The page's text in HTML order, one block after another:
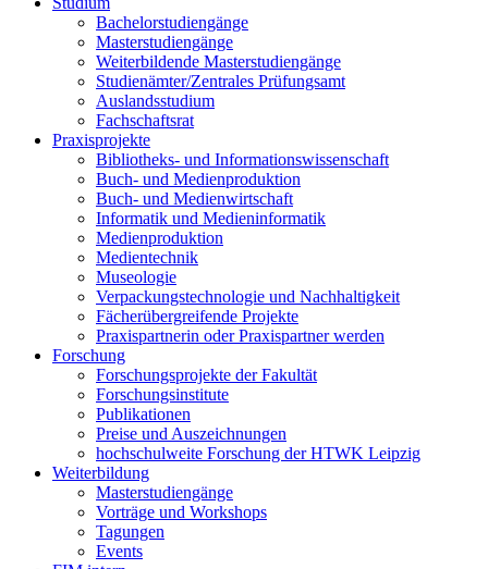
Bachelorstudiengänge
Masterstudiengänge
Weiterbildende Masterstudiengänge
Studienämter/Zentrales Prüfungsamt
Auslandsstudium
Fachschaftsrat
Praxisprojekte
Bibliotheks- und Informationswissenschaft
Buch- und Medienproduktion
Buch- und Medienwirtschaft
Informatik und Medieninformatik
Medienproduktion
Medientechnik
Museologie
Verpackungstechnologie und Nachhaltigkeit
Fächerübergreifende Projekte
Praxispartnerin oder Praxispartner werden
Forschung
Forschungsprojekte der Fakultät
Forschungsinstitute
Publikationen
Preise und Auszeichnungen
hochschulweite Forschung der HTWK Leipzig
Weiterbildung
Masterstudiengänge
Vorträge und Workshops
Tagungen
Events